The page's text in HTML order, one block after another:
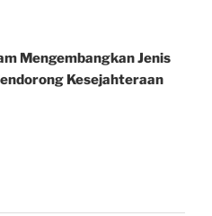
Mengembangkan Jenis
Kesejahteraan